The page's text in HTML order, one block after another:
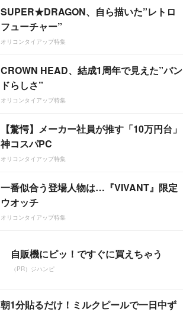
SUPER★DRAGON、自ら描いた”レトロ
フューチャー”
オリコンタイアップ特集
CROWN HEAD、結成1周年で見えた”バン
ドらしさ”
オリコンタイアップ特集
【驚愕】メーカー社員が推す「10万円台」
神コスパPC
オリコンタイアップ特集
一番似合う登場人物は…『VIVANT』限定
ウオッチ
オリコンタイアップ特集
自販機にピッ！ですぐに買えちゃう
（PR）ジハンピ
朝1分貼るだけ！ミルクピールで一日中ず